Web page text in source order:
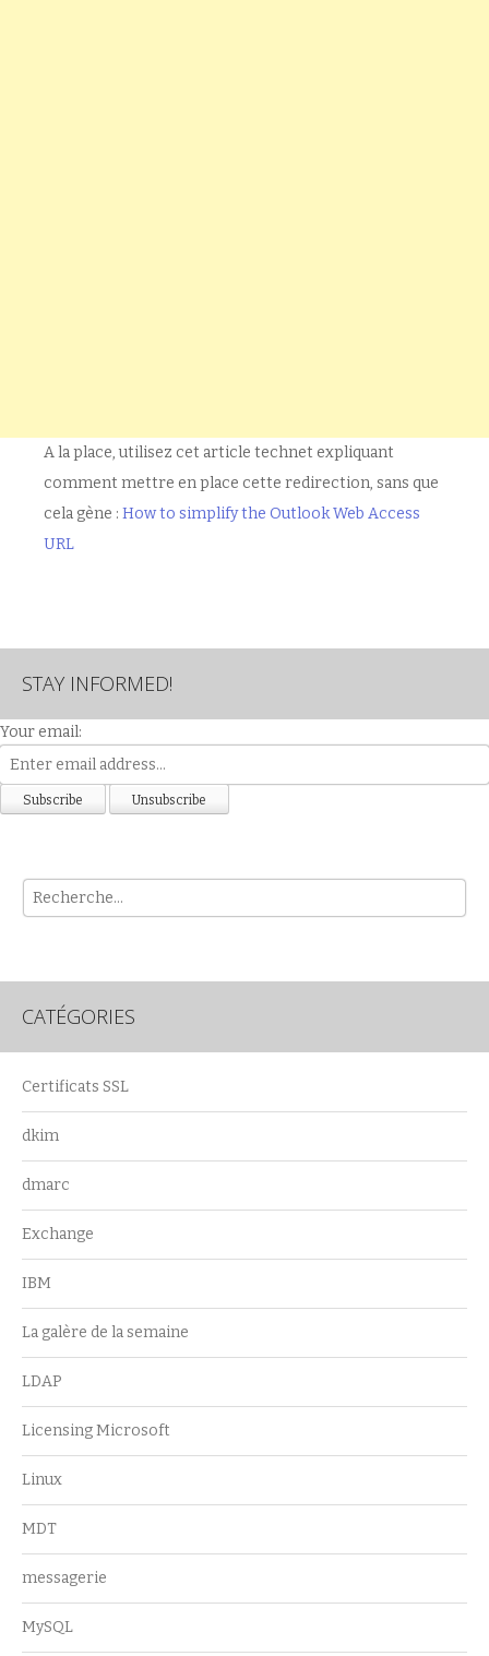
A la place, utilisez cet article technet expliquant
comment mettre en place cette redirection, sans que
cela gène : How to simplify the Outlook Web Access
URL
STAY INFORMED!
Your email:
Rech
CATÉGORIES
Certificats SSL
dkim
dmarc
Exchange
IBM
La galère de la semaine
LDAP
Licensing Microsoft
Linux
MDT
messagerie
MySQL